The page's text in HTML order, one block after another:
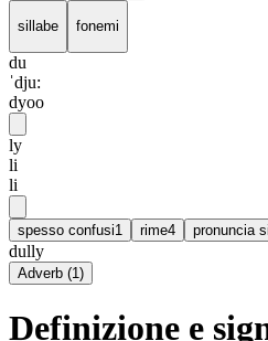
sillabe fonemi
du
ˈdju:
dyoo
ly
li
li
spesso confusi1 rime4 pronuncia
dully
Adverb (1)
Definizione e